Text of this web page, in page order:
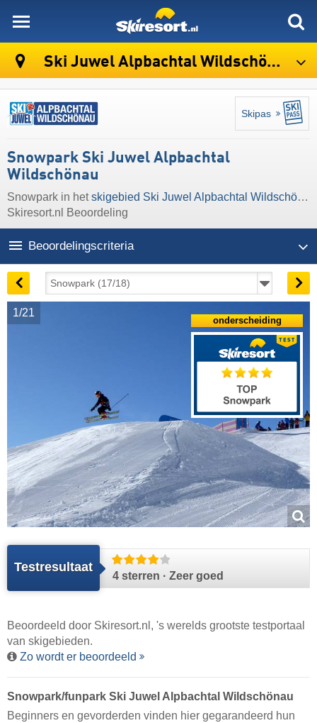
Ski Juwel Alpbachtal Wildschönau
Skipas
Snowpark Ski Juwel Alpbachtal
Wildschönau
Snowpark in hetskigebied Ski Juwel Alpbachtal Wildschönau
Skiresort.nl Beoordeling
Beoordelingscriteria
1/21
Testresultaat
4 sterren · Zeer goed
onderscheiding
Beoordeeld door Skiresort.nl , 's werelds grootste testportaal
van skigebieden.
Zo wordt er beoordeeld
Snowpark/funpark Ski Juwel Alpbachtal Wildschönau
Beginners en gevorderden vinden hier gegarandeerd hun